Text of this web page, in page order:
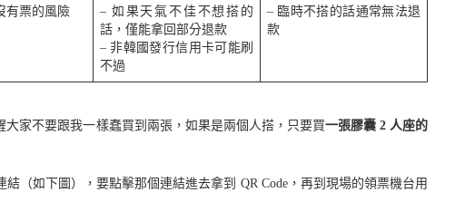
有票的風險
– 如果天氣不佳不想搭的
話，僅能拿回部分退款
– 非韓國發行信用卡可能刷
不過
– 臨時不搭的話通常無法退
款
大家不要跟我一樣蠢買到兩張，如果是兩個人搭，只要買一張膠囊 2 人座的
（如下圖），要點擊那個連結進去拿到 QR Code，再到現場的領票機台用